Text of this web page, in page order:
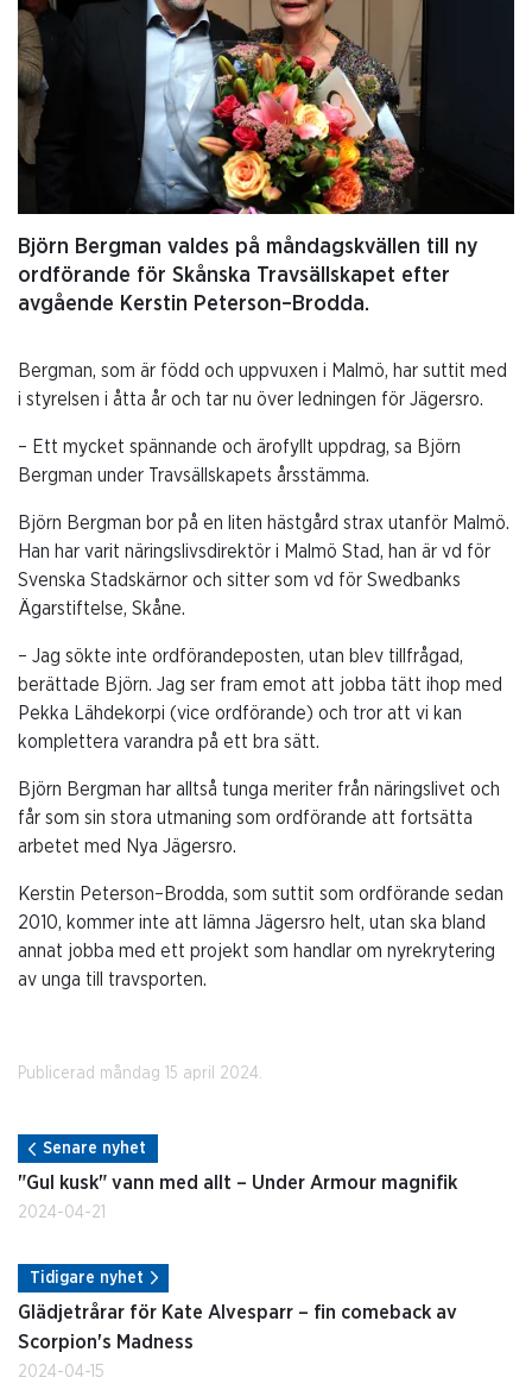
Björn Bergman valdes på måndagskvällen till ny
ordförande för Skånska Travsällskapet efter
avgående Kerstin Peterson–Brodda.
Bergman, som är född och uppvuxen i Malmö, har suttit med
i styrelsen i åtta år och tar nu över ledningen för Jägersro.
– Ett mycket spännande och ärofyllt uppdrag, sa Björn
Bergman under Travsällskapets årsstämma.
Björn Bergman bor på en liten hästgård strax utanför Malmö.
Han har varit näringslivsdirektör i Malmö Stad, han är vd för
Svenska Stadskärnor och sitter som vd för Swedbanks
Ägarstiftelse, Skåne.
– Jag sökte inte ordförandeposten, utan blev tillfrågad,
berättade Björn. Jag ser fram emot att jobba tätt ihop med
Pekka Lähdekorpi (vice ordförande) och tror att vi kan
komplettera varandra på ett bra sätt.
Björn Bergman har alltså tunga meriter från näringslivet och
får som sin stora utmaning som ordförande att fortsätta
arbetet med Nya Jägersro.
Kerstin Peterson–Brodda, som suttit som ordförande sedan
2010, kommer inte att lämna Jägersro helt, utan ska bland
annat jobba med ett projekt som handlar om nyrekrytering
av unga till travsporten.
Publicerad måndag 15 april 2024.
Senare nyhet
"Gul kusk" vann med allt – Under Armour magnifik
2024-04-21
Tidigare nyhet
Glädjetrårar för Kate Alvesparr – fin comeback av
Scorpion's Madness
2024-04-15